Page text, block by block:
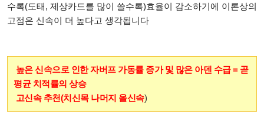
수록(도태, 제상카드를 많이 쓸수록)효율이 감소하기에 이론상의
고점은 신속이 더 높다고 생각됩니다
높은 신속으로 인한 자버프 가동률 증가 및 많은 아덴 수급 = 곧
평균 치적률의 상승
고신속 추천(치신목 나머지 올신속)